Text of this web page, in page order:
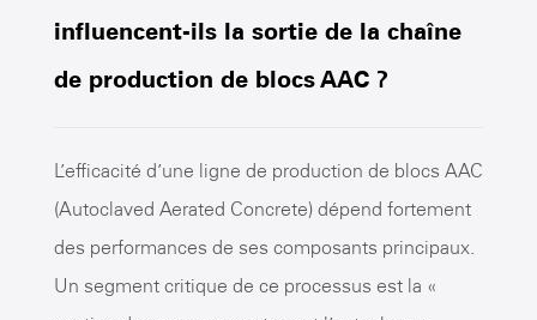
influencent-ils la sortie de la chaîne
de production de blocs AAC ?
L’efficacité d’une ligne de production de blocs AAC
(Autoclaved Aerated Concrete) dépend fortement
des performances de ses composants principaux.
Un segment critique de ce processus est la «